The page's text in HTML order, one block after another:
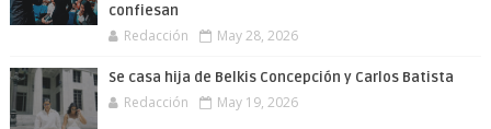
confiesan
Redacción May 28, 2026
Se casa hija de Belkis Concepción y Carlos Batista
Redacción May 19, 2026